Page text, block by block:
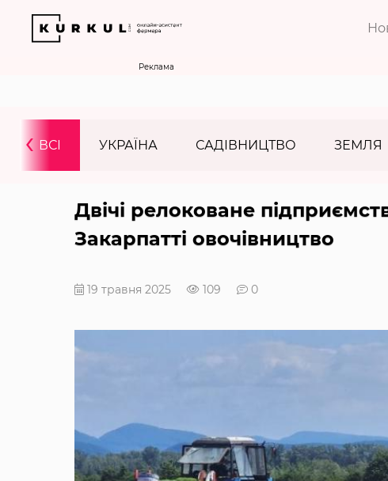
Реклама
ВСІ УКРАЇНА САДІВНИЦТВО ЗЕМЛЯ
‹
Двічі релоковане
Закарпатті овочівництво
19 травня 2025 109 0